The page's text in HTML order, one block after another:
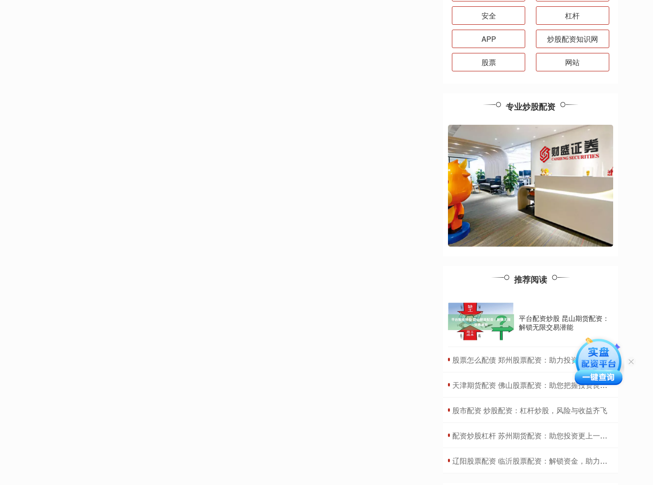
安全 杠杆
APP 炒股配资知识网
股票 网站
专业炒股配资
推荐阅读
平台配资炒股 昆山期货配资：
解锁无限交易潜能
​股票怎么配债 郑州股票配资：助力投资，实现财富梦想
​天津期货配资 佛山股票配资：助您把握投资良机，实现财富增值
​股市配资 炒股配资：杠杆炒股，风险与收益齐飞
​配资炒股杠杆 苏州期货配资：助您投资更上一层楼
​辽阳股票配资 临沂股票配资：解锁资金，助力投资征程